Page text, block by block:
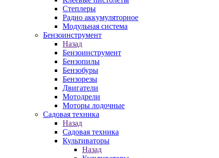
Степлеры
Радио аккумуляторное
Модульная система
Бензоинструмент
Назад
Бензоинструмент
Бензопилы
Бензобуры
Бензорезы
Двигатели
Мотодрели
Моторы лодочные
Садовая техника
Назад
Садовая техника
Культиваторы
Назад